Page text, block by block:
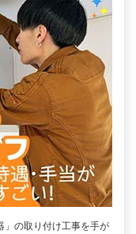
」の取り付け工事を手が